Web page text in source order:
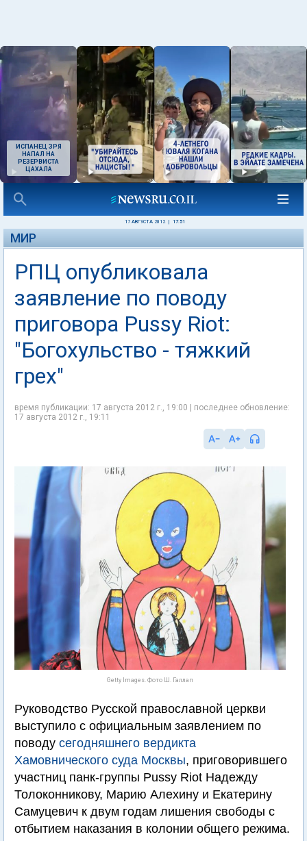
ИСПАНЕЦ ЗРЯ
НАПАЛ НА
РЕЗЕРВИСТА
ЦАХАЛА
17 АВГУСТА 2012 17:51
МИР
РПЦ опубликовала
заявление по поводу
приговора Pussy Riot:
"Богохульство - тяжкий
грех"
время публикации: 17 августа 2012 г., 19:00 | последнее обновление:
17 августа 2012 г., 19:11
Getty Images. Фото Ш. Галлап
Руководство Русской православной церкви
выступило с официальным заявлением по
поводу сегодняшнего вердикта
Хамовнического суда Москвы, приговорившего
участниц панк-группы Pussy Riot Надежду
Толоконникову, Марию Алехину и Екатерину
Самуцевич к двум годам лишения свободы с
отбытием наказания в колонии общего режима.